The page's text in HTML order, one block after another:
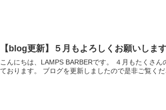
【blog更新】５月もよろしくお願いしま
こんにちは、LAMPS BARBERです。 ４月もたくさ
ております。 ブログを更新しましたので是非ご覧く